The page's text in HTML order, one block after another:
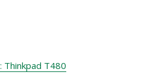
Thinkpad T480